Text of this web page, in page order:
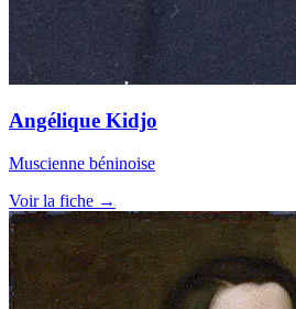
Angélique Kidjo
Muscienne béninoise
Voir la fiche →